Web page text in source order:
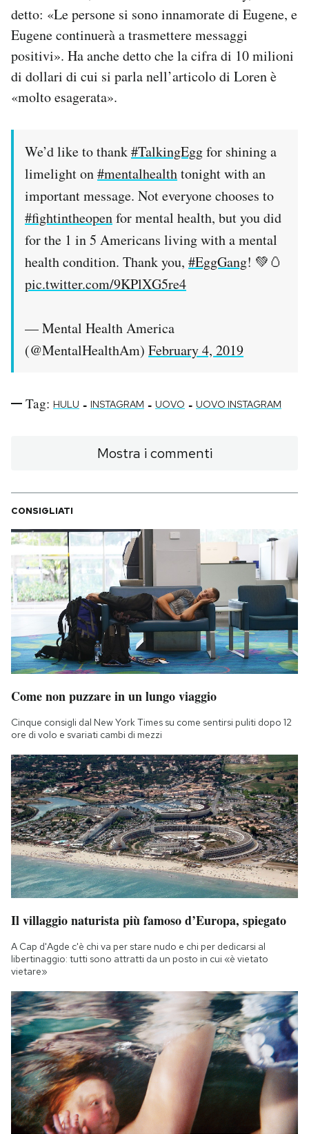
detto: «Le persone si sono innamorate di Eugene, e
Eugene continuerà a trasmettere messaggi
positivi». Ha anche detto che la cifra di 10 milioni
di dollari di cui si parla nell’articolo di Loren è
«molto esagerata».
We’d like to thank#TalkingEggfor shining a
limelight on#mentalhealthtonight with an
important message. Not everyone chooses to
#fightintheopenfor mental health, but you did
for the 1 in 5 Americans living with a mental
health condition. Thank you, #EggGang! 💚🥚
pic.twitter.com/9KPlXG5re4
— Mental Health America
(@MentalHealthAm) February 4, 2019
Tag: HULU - INSTAGRAM - UOVO - UOVO INSTAGRAM
Mostra i commenti
CONSIGLIATI
Come non puzzare in un lungo viaggio
Cinque consigli dal New York Times su come sentirsi puliti dopo 12
ore di volo e svariati cambi di mezzi
Il villaggio naturista più famoso d’Europa, spiegato
A Cap d'Agde c'è chi va per stare nudo e chi per dedicarsi al
libertinaggio: tutti sono attratti da un posto in cui «è vietato
vietare»